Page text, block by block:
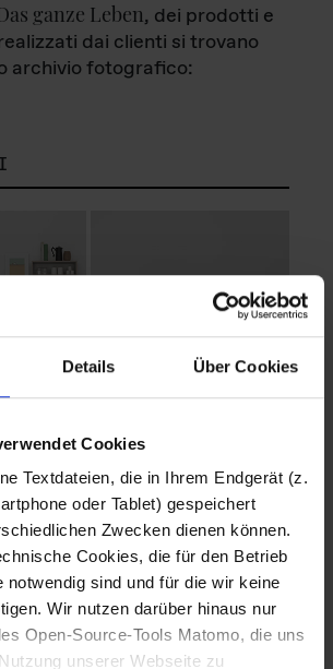
Details Über Cookies
Cookies
Textdateien, die in Ihrem Endgerät (z.
oder Tablet) gespeichert
Zwecken dienen können.
Cookies, die für den Betrieb
notwendig sind und für die wir keine
Wir nutzen darüber hinaus nur
Open-Source-Tools Matomo, die uns
unserer Webseite zu
ganze Leben, dei prodotti e
dai clienti si trovano
archivio fotografico:
Fotografo: Lorenz
Sternbach
Download